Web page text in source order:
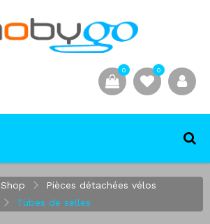
0 0
Shop
Pièces détachées vélos
Tubes de selles